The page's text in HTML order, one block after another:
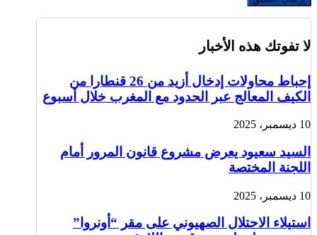
لا تفوتك هذه الأخبار
إحباط محاولات إدخال أزيد من 26 قنطارا من
الكيف المعالج عبر الحدود مع المغرب خلال أسبوع
10 ديسمبر، 2025
السيد سعيود يعرض مشروع قانون المرور أمام
اللجنة المختصة
10 ديسمبر، 2025
استيلاء الاحتلال الصهيوني على مقر “أونروا”